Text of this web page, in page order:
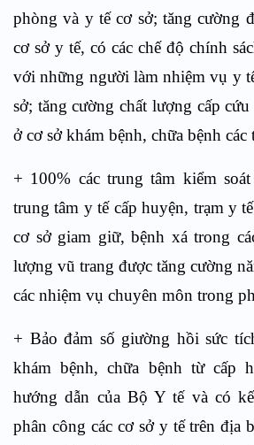
phòng và y tế cơ sở; tăng cường
cơ sở y tế, có các chế độ chính
với những người làm nhiệm vụ y
sở; tăng cường chất lượng cấp
ở cơ sở khám bệnh, chữa bệnh các
+ 100% các trung tâm kiểm
trung tâm y tế cấp huyện, trạm y
cơ sở giam giữ, bệnh xá trong
lượng vũ trang được tăng cường
các nhiệm vụ chuyên môn trong
+ Bảo đảm số giường hồi sức
khám bệnh, chữa bệnh từ cấp
hướng dẫn của Bộ Y tế và có
phân công các cơ sở y tế trên địa